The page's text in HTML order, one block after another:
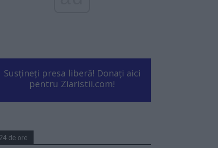
Susțineți presa liberă! Donați aici
pentru Ziaristii.com!
de ore